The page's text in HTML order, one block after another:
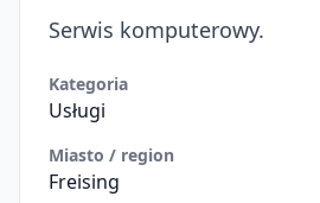
Serwis komputerowy.
Kategoria
Usługi
Miasto / region
Freising